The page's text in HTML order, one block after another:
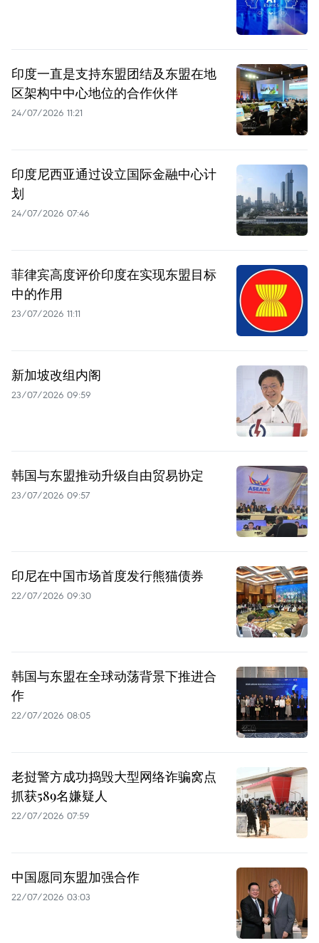
印度一直是支持东盟团结及东盟在地
区架构中中心地位的合作伙伴
24/07/2026 11:21
印度尼西亚通过设立国际金融中心计
划
24/07/2026 07:46
菲律宾高度评价印度在实现东盟目标
中的作用
23/07/2026 11:11
新加坡改组内阁
23/07/2026 09:59
韩国与东盟推动升级自由贸易协定
23/07/2026 09:57
印尼在中国市场首度发行熊猫债券
22/07/2026 09:30
韩国与东盟在全球动荡背景下推进合
作
22/07/2026 08:05
老挝警方成功捣毁大型网络诈骗窝点
抓获589名嫌疑人
22/07/2026 07:59
中国愿同东盟加强合作
22/07/2026 03:03